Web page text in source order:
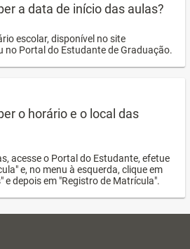
a data de início das aulas?
escolar, disponível no site
Portal do Estudante de Graduação.
o horário e o local das
acesse o Portal do Estudante, efetue
e, no menu à esquerda, clique em
e depois em "Registro de Matrícula".